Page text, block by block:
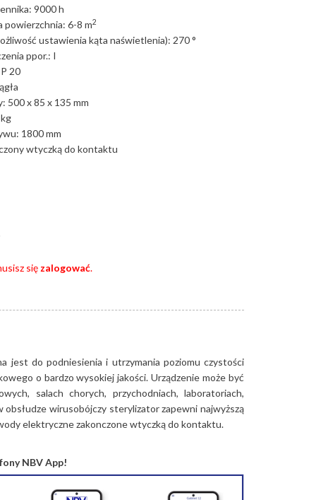
9000 h
powierzchnia: 6-8 m2
ustawienia kąta naświetlenia): 270 °
ppor.: I
20
500 x 85 x 135 mm
1800 mm
wtyczką do kontaktu
się zalogować.
jest do podniesienia i utrzymania poziomu czystości
o bardzo wysokiej jakości. Urządzenie może być
salach chorych, przychodniach, laboratoriach,
wirusobójczy sterylizator zapewni najwyższą
elektryczne zakonczone wtyczką do kontaktu.
NBV App!